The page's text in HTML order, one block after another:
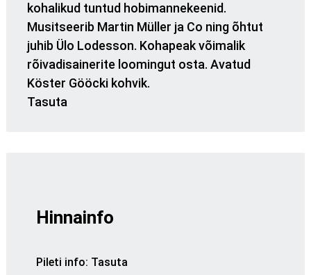
kohalikud tuntud hobimannekeenid.
Musitseerib Martin Müller ja Co ning õhtut
juhib Ülo Lodesson. Kohapeak võimalik
rõivadisainerite loomingut osta. Avatud
Köster Gööcki kohvik.
Tasuta
Hinnainfo
Pileti info: Tasuta